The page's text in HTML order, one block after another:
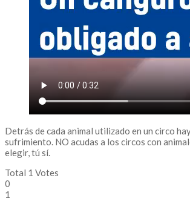
Detrás de cada animal utilizado en un circo
sufrimiento. NO acudas a los circos con
elegir, tú sí.
Total 1 Votes
0
1